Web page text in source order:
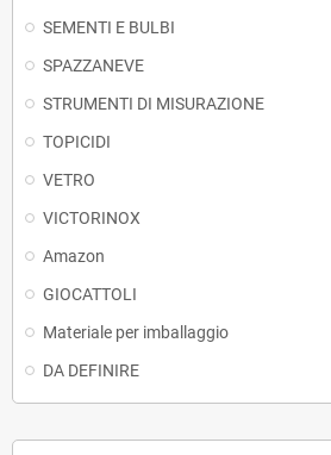
SEMENTI E BULBI
SPAZZANEVE
STRUMENTI DI MISURAZIONE
TOPICIDI
VETRO
VICTORINOX
Amazon
GIOCATTOLI
Materiale per imballaggio
DA DEFINIRE